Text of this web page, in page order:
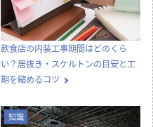
飲食店の内装工事期間はどのくら
い？居抜き・スケルトンの目安と工
期を縮めるコツ
知識